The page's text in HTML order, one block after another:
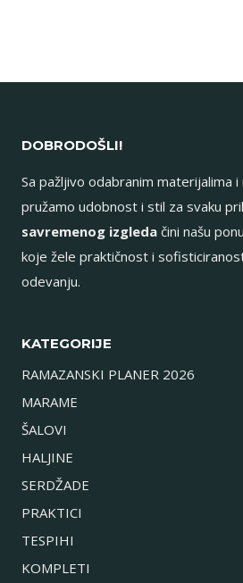
DOBRODOŠLI!
Sa pažljivo odabranim materijalima
pružamo udobnost i stil za svaku
savremenog izgleda čini našu
koje žele praktičnost i
odevanju.
KATEGORIJE
RAMAZANSKI PLANER 2026
MARAME
ŠALOVI
HALJINE
SERDŽADE
PRAKTICI
TESPIHI
KOMPLETI